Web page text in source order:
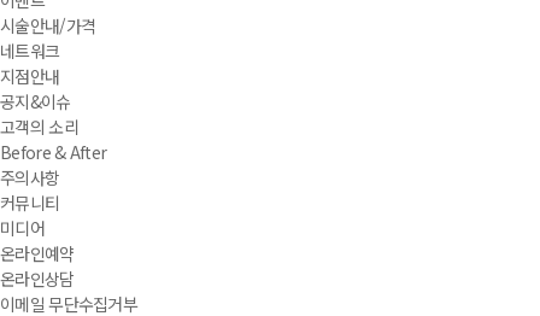
시술안내/가격
네트워크
지점안내
공지&이슈
고객의 소리
Before & After
주의사항
커뮤니티
미디어
온라인예약
온라인상담
이메일 무단수집거부